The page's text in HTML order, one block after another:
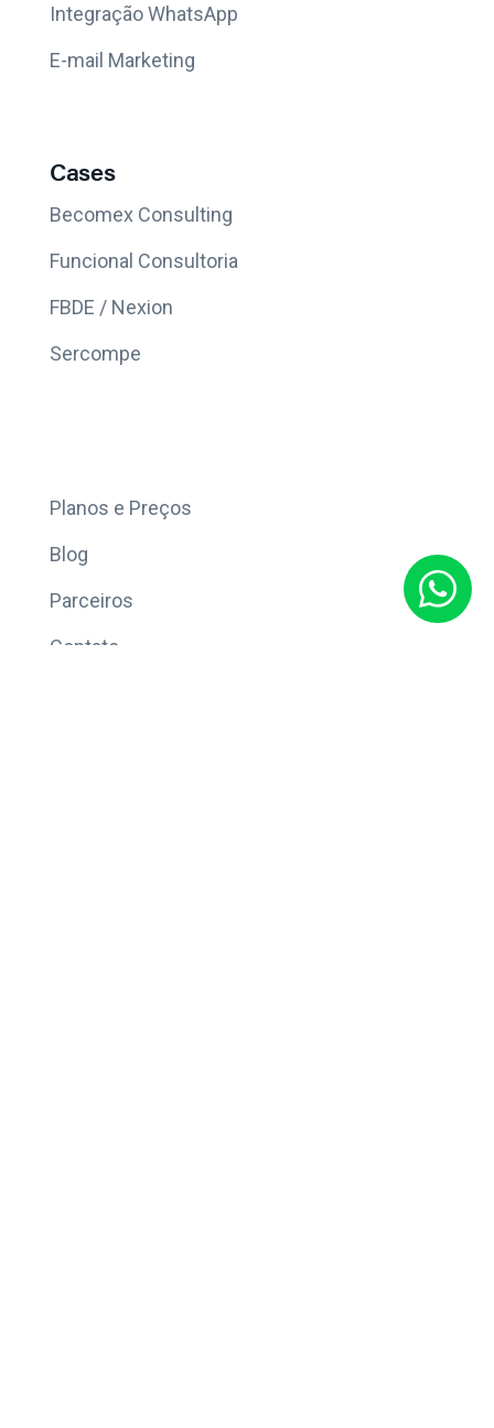
Integração WhatsApp
E-mail Marketing
Cases
Becomex Consulting
Funcional Consultoria
FBDE / Nexion
Sercompe
Planos e Preços
Blog
Parceiros
Contato